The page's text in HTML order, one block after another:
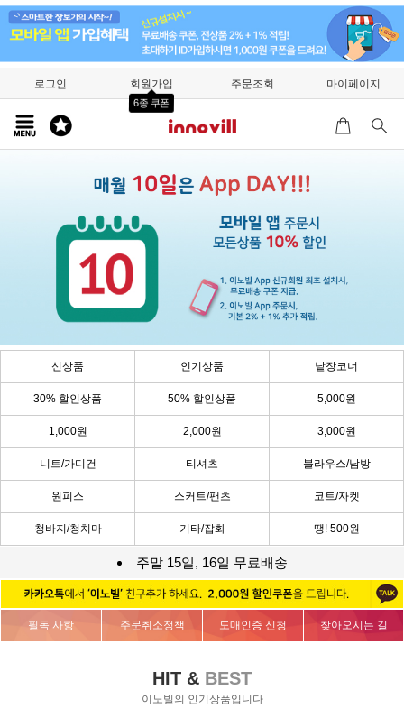
로그인 회원가입
6종 쿠폰
주문조회 마이페이지
신상품 인기상품 낱장코너
30% 할인상품 50% 할인상품 5,000원
1,000원 2,000원 3,000원
니트/가디건 티셔츠 블라우스/남방
원피스 스커트/팬츠 코트/자켓
청바지/청치마 기타/잡화 땡! 500원
주말 15일, 16일 무료배송
필독 사항 주문취소정책 도매인증 신청 찾아오시는 길
HIT & BEST
이노빌의 인기상품입니다